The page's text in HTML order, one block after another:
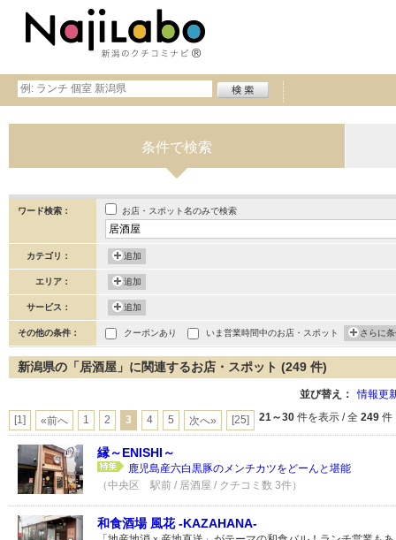
条件で検索
ワード検索： お店・スポット名のみで検索
カテゴリ： 追加
エリア： 追加
サービス： 追加
その他の条件： クーポンあり いま営業時間中のお店・スポット さらに
新潟県の「居酒屋」に関連するお店・スポット (249 件)
並び替え： 情報更
[1] «前へ 1 2 3 4 5 次へ» [25] 21～30 件を表示 / 全 249 件
縁～ENISHI～
鹿児島産六白黒豚のメンチカツをどーんと堪能
（中央区 駅前 / 居酒屋 / クチコミ数 3件）
和食酒場 風花 -KAZAHANA-